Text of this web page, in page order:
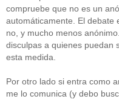
compruebe que no es un
automáticamente. El debate
no, y mucho menos
disculpas a quienes puedan
esta medida.
Por otro lado si entra como
me lo comunica (y debo